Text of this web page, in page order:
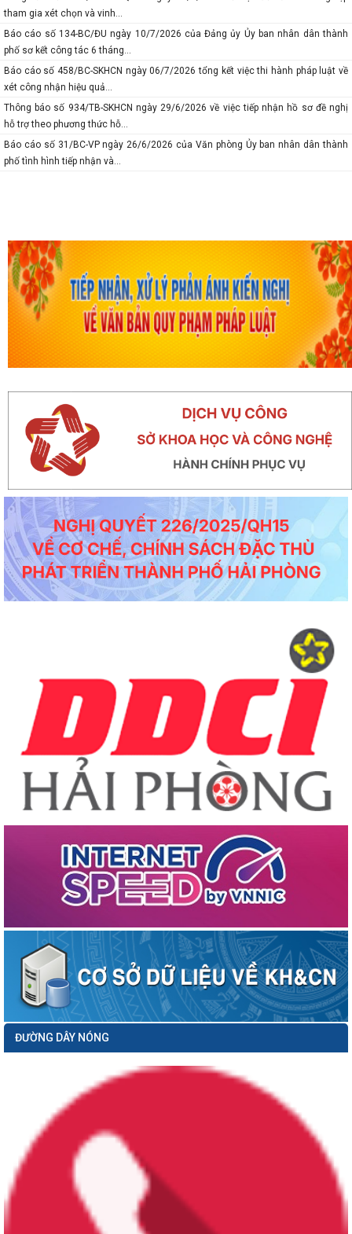
tham gia xét chọn và vinh...
Báo cáo số 134-BC/ĐU ngày 10/7/2026 của Đảng ủy Ủy ban nhân dân thành
phố sơ kết công tác 6 tháng...
Báo cáo số 458/BC-SKHCN ngày 06/7/2026 tổng kết việc thi hành pháp luật về
xét công nhận hiệu quả...
Thông báo số 934/TB-SKHCN ngày 29/6/2026 về việc tiếp nhận hồ sơ đề nghị
hỗ trợ theo phương thức hỗ...
Báo cáo số 31/BC-VP ngày 26/6/2026 của Văn phòng Ủy ban nhân dân thành
phố tình hình tiếp nhận và...
ĐƯỜNG DÂY NÓNG